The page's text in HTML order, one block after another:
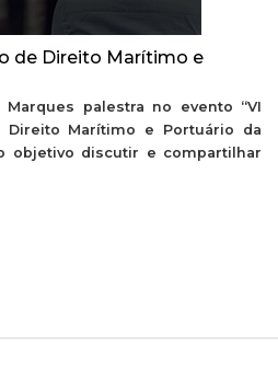
de Direito Marítimo e
palestra no evento “VI
Direito Marítimo e Portuário da
objetivo discutir e compartilhar